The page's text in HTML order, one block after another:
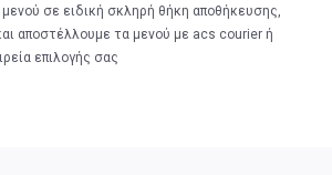
σε ειδική σκληρή θήκη αποθήκευσης,
αποστέλλουμε τα μενού με acs courier ή
επιλογής σας